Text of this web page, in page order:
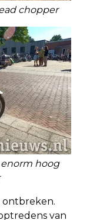
chopper
hoog
van